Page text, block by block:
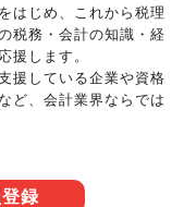
はじめ、これから税理
税務・会計の知識・経
援します。
援している企業や資格
ど、会計業界ならでは
録